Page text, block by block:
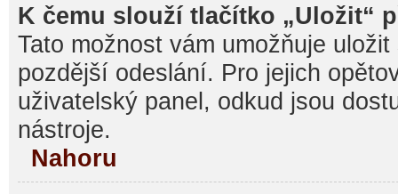
K čemu slouží tlačítko „Uložit“
Tato možnost vám umožňuje
pozdější odeslání. Pro jejich
uživatelský panel, odkud jsou
nástroje.
Nahoru